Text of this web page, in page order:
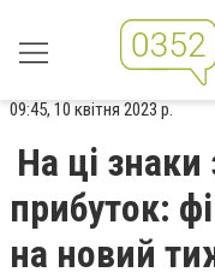
09:45, 10 квітня 2023 р.
На ці знаки
прибуток:
на новий